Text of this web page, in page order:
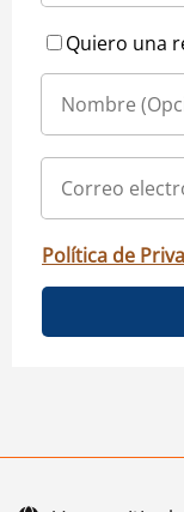
Quiero una
Política de